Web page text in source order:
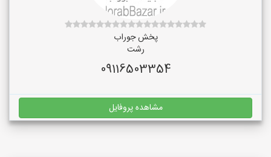
پخش جوراب
رشت
09116503354
مشاهده پروفایل